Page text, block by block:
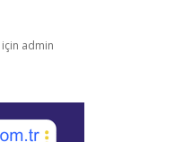
için admin